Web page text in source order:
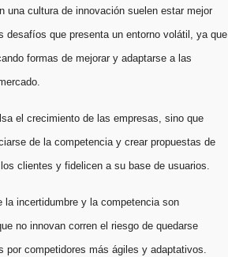
una cultura de innovación suelen estar mejor
desafíos que presenta un entorno volátil, ya que
formas de mejorar y adaptarse a las
el crecimiento de las empresas, sino que
de la competencia y crear propuestas de
clientes y fidelicen a su base de usuarios.
la incertidumbre y la competencia son
no innovan corren el riesgo de quedarse
por competidores más ágiles y adaptativos.